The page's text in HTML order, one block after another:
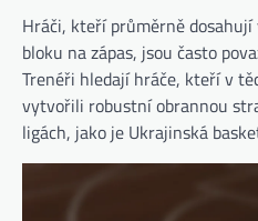
Hráči, kteří průměrně
bloku na zápas, jsou často
Trenéři hledají hráče, kteří v
vytvořili robustní obrannou
ligách, jako je Ukrajinská